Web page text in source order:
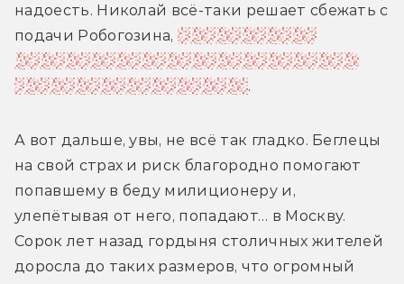
надоесть. Николай всё-таки решает сбежать с
подачи Робогозина, чтобы помешать
коварным планам Галины, которая теперь
стала полноценным злым ИИ.
А вот дальше, увы, не всё так гладко. Беглецы
на свой страх и риск благородно помогают
попавшему в беду милиционеру и,
улепётывая от него, попадают… в Москву.
Сорок лет назад гордыня столичных жителей
доросла до таких размеров, что огромный